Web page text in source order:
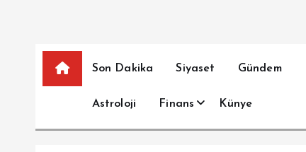
Son Dakika Siyaset Gündem
Astroloji Finans Künye